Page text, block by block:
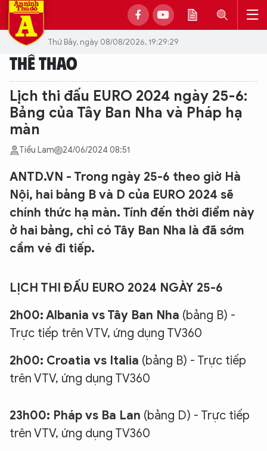
Thứ Bảy, ngày 08/08/2026, 19:29:29
THỂ THAO
Lịch thi đấu EURO 2024 ngày 25-6:
Bảng của Tây Ban Nha và Pháp hạ
màn
Tiểu Lam 24/06/2024 08:51
ANTD.VN - Trong ngày 25-6 theo giờ Hà
Nội, hai bảng B và D của EURO 2024 sẽ
chính thức hạ màn. Tính đến thời điểm này
ở hai bảng, chỉ có Tây Ban Nha là đã sớm
cầm vé đi tiếp.
LỊCH THI ĐẤU EURO 2024 NGÀY 25-6
2h00: Albania vs Tây Ban Nha (bảng B) -
Trực tiếp trên VTV, ứng dụng TV360
2h00: Croatia vs Italia (bảng B) - Trực tiếp
trên VTV, ứng dụng TV360
23h00: Pháp vs Ba Lan (bảng D) - Trực tiếp
trên VTV, ứng dụng TV360